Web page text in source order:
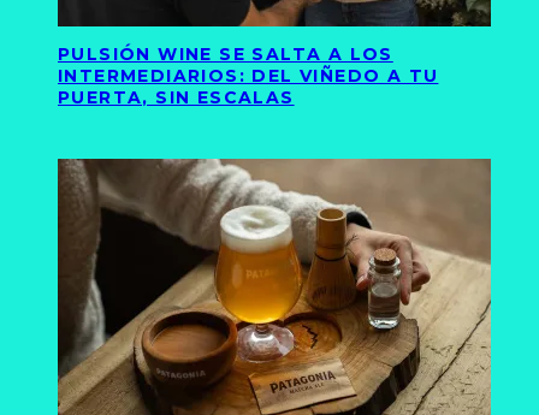
PULSIÓN WINE SE SALTA A LOS
INTERMEDIARIOS: DEL VIÑEDO A TU
PUERTA, SIN ESCALAS